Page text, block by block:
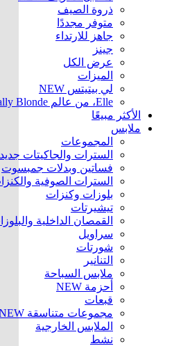
ذروة الصيف
متوفر مجددًا
جاهز للارتداء
جينز
عرض الكل
الميزات
لي بيتيتس NEW
Elle، من عالم Legally Blonde بواسطة L’AGENCE
الأكثر مبيعًا
ملابس
المجموعات
السترات والجاكيتات جديد
فساتين وبدلات جمبسوت
السترات الصوفية
بلوزات وكنزات
تيشيرتات
القمصان الداخلية
سراويل
شورتات
التنانير
ملابس السباحة
أحزمة NEW
قبعات
مجموعات متناسقة
الملابس الخارجية
نشط